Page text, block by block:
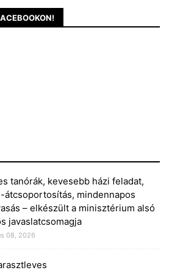
tanórák, kevesebb házi feladat,
átcsoportosítás, mindennapos
– elkészült a minisztérium alsó
javaslatcsomagja
08, 2026